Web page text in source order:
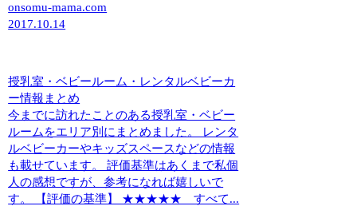
onsomu-mama.com
2017.10.14
授乳室・ベビールーム・レンタルベビーカ
ー情報まとめ
今までに訪れたことのある授乳室・ベビー
ルームをエリア別にまとめました。 レンタ
ルベビーカーやキッズスペースなどの情報
も載せています。 評価基準はあくまで私個
人の感想ですが、参考になれば嬉しいで
す。 【評価の基準】 ★★★★★ すべて...